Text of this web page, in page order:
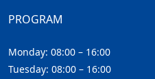
PROGRAM
Monday: 08:00 – 16:00
Tuesday: 08:00 – 16:00